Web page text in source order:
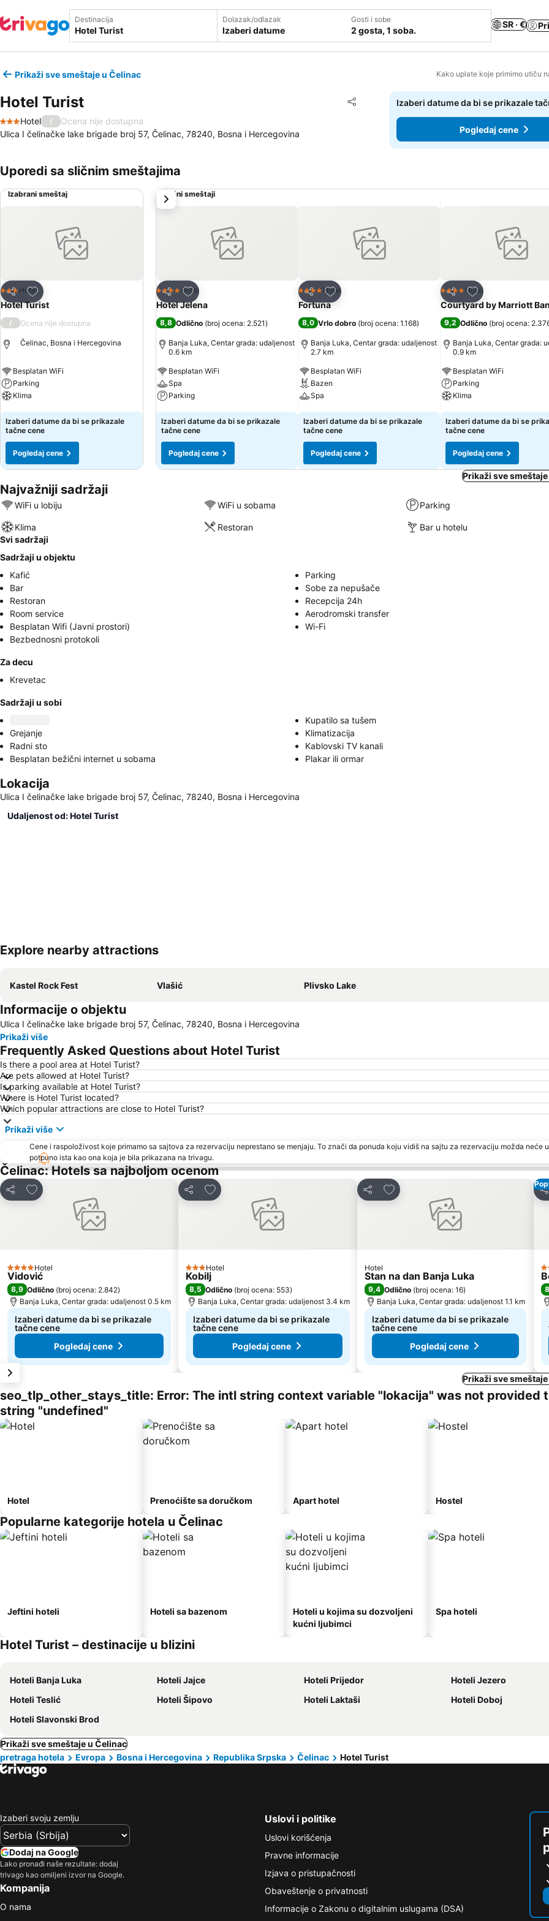
Destinacija Dolazak/odlazak
Izaberi datume
Gosti i sobe
2 gosta, 1 soba.
SR · €
Prikaži sve smeštaje u Čelinac Kako uplate koje primimo utiču
Hotel Turist Deli
Dodati u favorite
3 Zvezdice
Hotel /
Ocena nije dostupna
Ulica I čelinačke lake brigade broj 57, Čelinac, 78240, Bosna i Hercegovina
Izaberi datume da bi se prikazale
Pogledaj cene
Uporedi sa sličnim smeštajima
Izabrani smeštaj
Deli
Dodati u favorite
3 Zvezdice
Hotel
Hotel Turist
/ Ocena nije dostupna
Čelinac, Bosna i Hercegovina
Besplatan WiFi
Parking
Klima
Pogledaj cene
Izaberi datume da bi se prikazale
tačne cene
Pogledaj cene
Slični smeštaji
Deli
Dodati u favorite
4 Zvezdice
Hotel
Hotel Jelena
8,8 Odlično (broj ocena: 2.521)
Banja Luka, Centar grada: udaljenost
0.6 km
Besplatan WiFi
Spa
Parking
Pogledaj cene
Izaberi datume da bi se prikazale
tačne cene
Pogledaj cene
Deli
Dodati u favorite
4 Zvezdice
Hotel
Fortuna
8,0 Vrlo dobro (broj ocena: 1.168)
Banja Luka, Centar grada: udaljenost
2.7 km
Besplatan WiFi
Bazen
Spa
Pogledaj cene
Izaberi datume da bi se prikazale
tačne cene
Pogledaj cene
Deli
Dodati u favorite
4 Zvezdice
Hotel
Courtyard by Marriott
9,2 Odlično (broj ocena:
Banja Luka, Centar grada:
0.9 km
Besplatan WiFi
Parking
Klima
Pogledaj cene
Izaberi datume da bi se
tačne cene
Pogledaj cene
sledeće
Prikaži sve
Najvažniji sadržaji
WiFi u lobiju WiFi u sobama Parking
Klima Restoran
Bar u hotelu
Svi sadržaji
Sadržaji u objektu
Kafić
Parking
Bar
Sobe za nepušače
Restoran
Recepcija 24h
Room service
Aerodromski transfer
Besplatan Wifi (Javni prostori)
Wi-Fi
Bezbednosni protokoli
Za decu
Krevetac
Sadržaji u sobi
Kupatilo sa tušem
Grejanje
Klimatizacija
Radni sto
Kablovski TV kanali
Besplatan bežični internet u sobama
Plakar ili ormar
Lokacija
Ulica I čelinačke lake brigade broj 57, Čelinac, 78240, Bosna i Hercegovina
Udaljenost od: Hotel Turist
Explore nearby attractions
Kastel Rock Fest Vlašić Plivsko Lake
Informacije o objektu
Ulica I čelinačke lake brigade broj 57, Čelinac, 78240, Bosna i Hercegovina
Prikaži više
Frequently Asked Questions about Hotel Turist
Is there a pool area at Hotel Turist?
Are pets allowed at Hotel Turist?
Is parking available at Hotel Turist?
Where is Hotel Turist located?
Which popular attractions are close to Hotel Turist?
Prikaži više
Cene i raspoloživost koje primamo sa sajtova za rezervaciju neprestano se menjaju. To znači da ponuda koju vidiš na sajtu za rezervaciju možda neće
potpuno ista kao ona koja je bila prikazana na trivagu.
Čelinac: Hotels sa najboljom ocenom
Deli
Dodati u favorite
4 Zvezdice
Hotel
Vidović
8,9 Odlično (broj ocena: 2.842)
Banja Luka, Centar grada: udaljenost 0.5 km
Izaberi datume da bi se prikazale
tačne cene
Pogledaj cene
Deli
Dodati u favorite
3 Zvezdice
Hotel
Kobilj
8,5 Odlično (broj ocena: 553)
Banja Luka, Centar grada: udaljenost 3.4 km
Izaberi datume da bi se prikazale
tačne cene
Pogledaj cene
Deli
Dodati u favorite
Hotel
Stan na dan Banja Luka
9,4 Odlično (broj ocena: 16)
Banja Luka, Centar grada: udaljenost 1.1 km
Izaberi datume da bi se prikazale
tačne cene
Pogledaj cene
Deli
4
Prikaži sve
seo_tlp_other_stays_title: Error: The intl string context variable "lokacija" was not provided
string "undefined"
Hotel Prenoćište sa doručkom Apart hotel Hostel
Popularne kategorije hotela u Čelinac
Jeftini hoteli Hoteli sa bazenom
Hoteli u kojima su dozvoljeni
kućni ljubimci
Spa hoteli
Hotel Turist – destinacije u blizini
Hoteli Banja Luka Hoteli Jajce Hoteli Prijedor
Hoteli Jezero
Hoteli Teslić
Hoteli Šipovo Hoteli Laktaši
Hoteli Doboj
Hoteli Slavonski Brod
Prikaži sve smeštaje u Čelinac
pretraga hotela
Evropa Bosna i Hercegovina Republika Srpska Čelinac Hotel Turist
Izaberi svoju zemlju
Dodaj na Google
Lako pronađi naše rezultate: dodaj
trivago kao omiljeni izvor na Google.
Kompanija
O nama
Uslovi i politike
Uslovi korišćenja
Pravne informacije
Izjava o pristupačnosti
Obaveštenje o privatnosti
Informacije o Zakonu o digitalnim uslugama (DSA)